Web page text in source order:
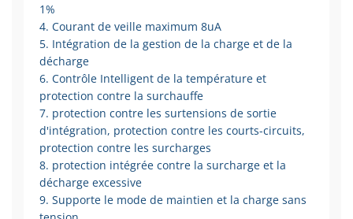
1%
4. Courant de veille maximum 8uA
5. Intégration de la gestion de la charge et de la
décharge
6. Contrôle Intelligent de la température et
protection contre la surchauffe
7. protection contre les surtensions de sortie
d'intégration, protection contre les courts-circuits,
protection contre les surcharges
8. protection intégrée contre la surcharge et la
décharge excessive
9. Supporte le mode de maintien et la charge sans